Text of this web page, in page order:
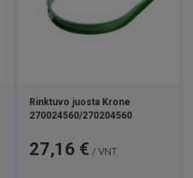
Rinktuvo juosta Krone
270024560/270204560
Kaina
27,16 € / VNT